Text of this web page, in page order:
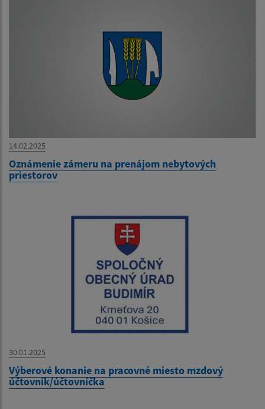
14.02.2025
Oznámenie zámeru na prenájom nebytových
priestorov
30.01.2025
Výberové konanie na pracovné miesto mzdový
účtovník/účtovníčka